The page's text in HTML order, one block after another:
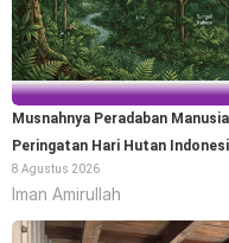
Musnahnya Peradaban
Peringatan Hari Hutan
8 Agustus 2026
Iman Amirullah